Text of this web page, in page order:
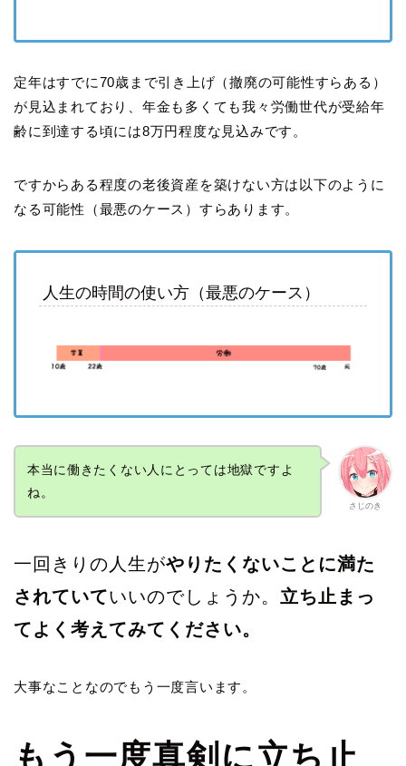
定年はすでに70歳まで引き上げ（撤廃の可能性すらある）
が見込まれており、年金も多くても我々労働世代が受給年
齢に到達する頃には8万円程度な見込みです。
ですからある程度の老後資産を築けない方は以下のように
なる可能性（最悪のケース）すらあります。
人生の時間の使い方（最悪のケース）
さじのき
本当に働きたくない人にとっては地獄ですよ
ね。
一回きりの人生がやりたくないことに満た
されていていいのでしょうか。 立ち止まっ
てよく考えてみてください。
大事なことなのでもう一度言います。
もう一度真剣に立ち止